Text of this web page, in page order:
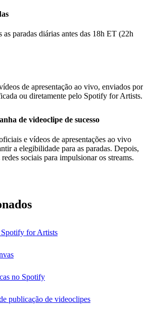
paradas diárias antes das 18h ET (22h
de apresentação ao vivo, enviados por
ou diretamente pelo Spotify for Artists.
de videoclipe de sucesso
e vídeos de apresentações ao vivo
a elegibilidade para as paradas. Depois,
sociais para impulsionar os streams.
for Artists
no Spotify
publicação de videoclipes